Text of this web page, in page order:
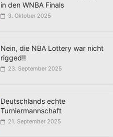
in den WNBA Finals
3. Oktober 2025
Nein, die NBA Lottery war nicht
rigged!!
23. September 2025
Deutschlands echte
Turniermannschaft
21. September 2025